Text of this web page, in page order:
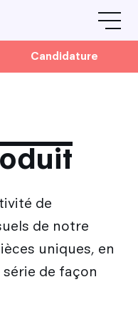
Design
Candidature
de
de notre
uniques, en
de façon